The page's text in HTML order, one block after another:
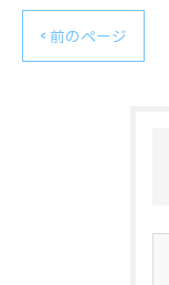
< 前のページ